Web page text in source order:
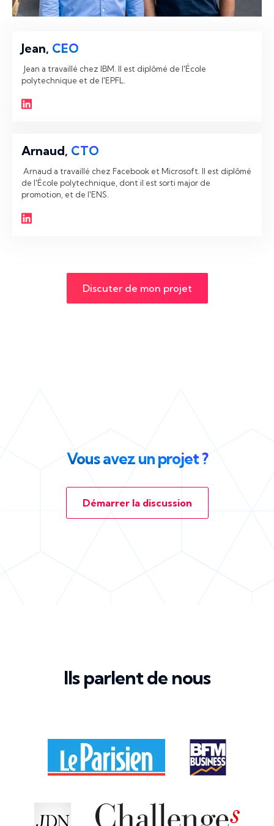
Jean, CEO
polytechnique et de l'EPFL.
Arnaud, CTO
de l'École polytechnique, dont il est sorti major de
promotion, et de l'ENS.
Discuter de mon projet
Vous avez un projet ?
Démarrer la discussion
Ils parlent de nous